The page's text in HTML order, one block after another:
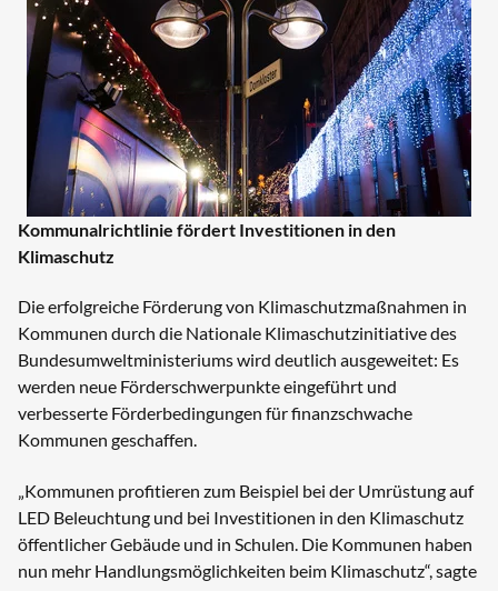
Kommunalrichtlinie fördert Investitionen in den
Klimaschutz
Die erfolgreiche Förderung von Klimaschutzmaßnahmen in
Kommunen durch die Nationale Klimaschutzinitiative des
Bundesumweltministeriums wird deutlich ausgeweitet: Es
werden neue Förderschwerpunkte eingeführt und
verbesserte Förderbedingungen für finanzschwache
Kommunen geschaffen.
„Kommunen profitieren zum Beispiel bei der Umrüstung auf
LED Beleuchtung und bei Investitionen in den Klimaschutz
öffentlicher Gebäude und in Schulen. Die Kommunen haben
nun mehr Handlungsmöglichkeiten beim Klimaschutz“, sagte